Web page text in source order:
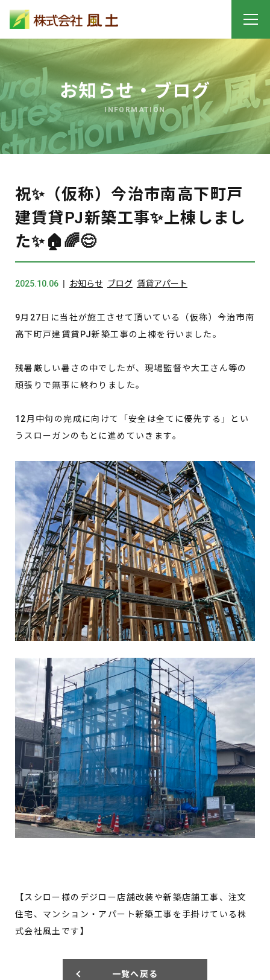
お知らせ・ブログ
INFORMATION
祝✨（仮称）今治市南高下町戸
建賃貸PJ新築工事✨上棟しまし
た✨🏠🌈😊
2025.10.06 お知らせ ブログ 賃貸アパート
9月27日に当社が施工させて頂いている（仮称）今治市南
高下町戸建賃貸PJ新築工事の上棟を行いました。
残暑厳しい暑さの中でしたが、現場監督や大工さん等の
頑張りで無事に終わりました。
12月中旬の完成に向けて「安全は全てに優先する」とい
うスローガンのもとに進めていきます。
【スシロー様のデジロー店舗改装や新築店舗工事、注文
住宅、マンション・アパート新築工事を手掛けている株
式会社風土です】
一覧へ戻る